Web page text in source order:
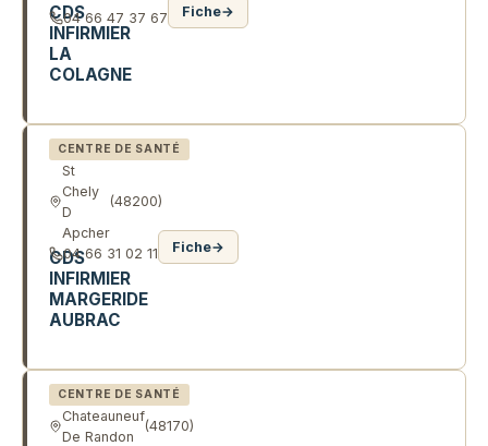
CDS
INFIRMIER
LA
COLAGNE
04 66 47 37 67 Fiche→
CENTRE DE SANTÉ
St
Chely
D
Apcher
(48200)
CDS
INFIRMIER
MARGERIDE
AUBRAC
04 66 31 02 11 Fiche→
CENTRE DE SANTÉ
Chateauneuf
De Randon
(48170)